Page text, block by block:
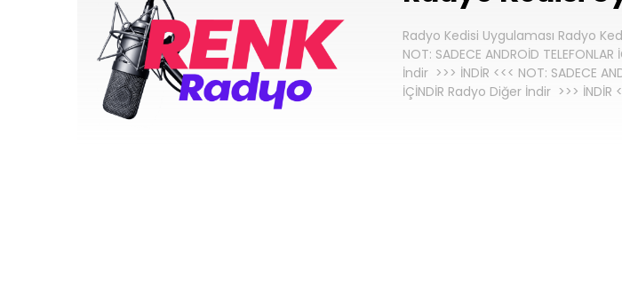
Radyo Kedisi Uygulaması Radyo
NOT: SADECE ANDROİD
İndir >>> İNDİR <<< NOT: SADECE
İÇİNDİR Radyo Diğer İndir >>> İNDİR